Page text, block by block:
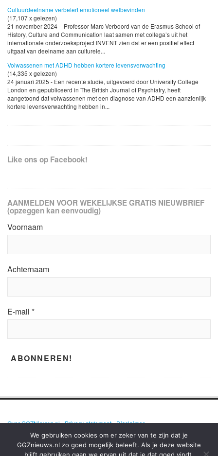
Cultuurdeelname verbetert emotioneel welbevinden
(17,107 x gelezen)
21 november 2024 - Professor Marc Verboord van de Erasmus School of
History, Culture and Communication laat samen met collega’s uit het
internationale onderzoeksproject INVENT zien dat er een positief effect
uitgaat van deelname aan culturele...
Volwassenen met ADHD hebben kortere levensverwachting
(14,335 x gelezen)
24 januari 2025 - Een recente studie, uitgevoerd door University College
London en gepubliceerd in The British Journal of Psychiatry, heeft
aangetoond dat volwassenen met een diagnose van ADHD een aanzienlijk
kortere levensverwachting hebben in...
Like ons op Facebook!
AANMELDEN VOOR WEKELIJKSE GRATIS NIEUWBRIEF
(opzeggen kan eenvoudig)
Voornaam
Achternaam
E-mail *
Over GGZNieuws.nl•Privacy statement•Disclaimer
We gebruiken cookies om er zeker van te zijn dat je
GGZnieuws.nl zo goed mogelijk beleeft. Als je deze website